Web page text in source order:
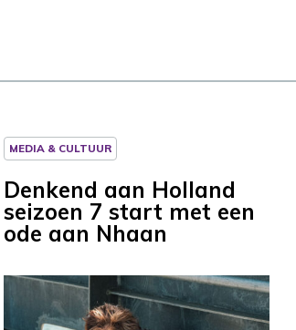
MEDIA & CULTUUR
Denkend aan Holland
seizoen 7 start met een
ode aan Nhaan